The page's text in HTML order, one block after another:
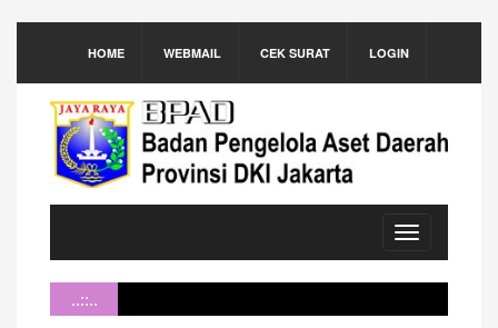
HOME WEBMAIL CEK SURAT LOGIN
Toggle
navigation
..::..